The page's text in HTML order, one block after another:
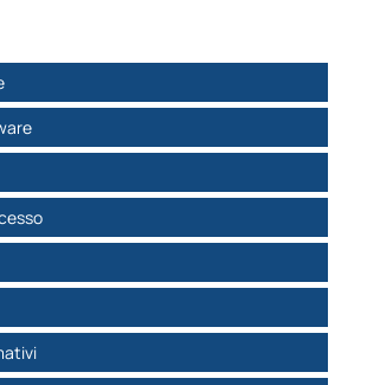
questo campo.